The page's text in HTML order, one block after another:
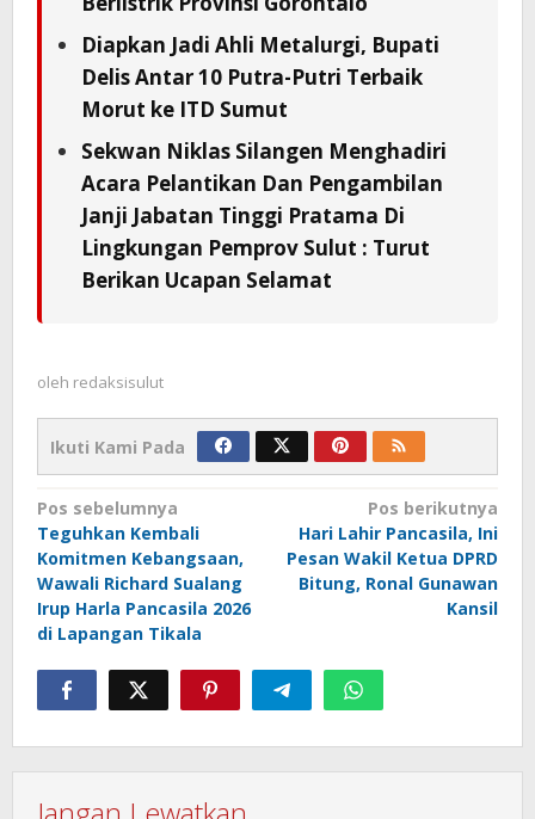
Diapkan Jadi Ahli Metalurgi, Bupati
Delis Antar 10 Putra-Putri Terbaik
Morut ke ITD Sumut
Sekwan Niklas Silangen Menghadiri
Acara Pelantikan Dan Pengambilan
Janji Jabatan Tinggi Pratama Di
Lingkungan Pemprov Sulut : Turut
Berikan Ucapan Selamat
oleh redaksisulut
Ikuti Kami Pada
Navigasi
pos
Pos sebelumnya
Teguhkan Kembali
Komitmen Kebangsaan,
Wawali Richard Sualang
Irup Harla Pancasila 2026
di Lapangan Tikala
Pos berikutnya
Hari Lahir Pancasila, Ini
Pesan Wakil Ketua DPRD
Bitung, Ronal Gunawan
Kansil